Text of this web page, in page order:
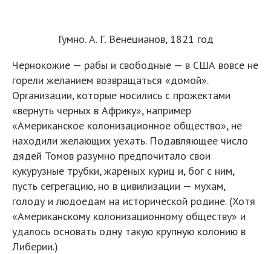
Гумно. А. Г. Венецианов, 1821 год
Чернокожие — рабы и свободные — в США вовсе не
горели желанием возвращаться «домой».
Организации, которые носились с прожектами
«вернуть черных в Африку», например
«Американское колонизационное общество», не
находили желающих уехать. Подавляющее число
дядей Томов разумно предпочитало свои
кукурузные трубки, жареных куриц и, бог с ним,
пусть сегрегацию, но в цивилизации — мухам,
голоду и людоедам на исторической родине. (Хотя
«Американскому колонизационному обществу» и
удалось основать одну такую крупную колонию в
Либерии.)